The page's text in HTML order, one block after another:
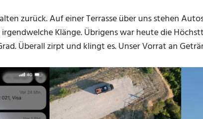
zurück. Auf einer Terrasse über uns stehen
Klänge. Übrigens war heute die
Überall zirpt und klingt es. Unser Vorrat an